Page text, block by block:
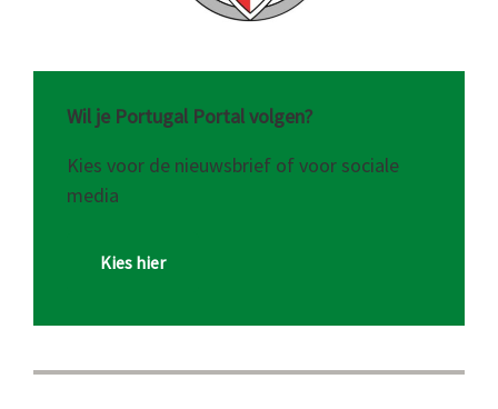
Wil je Portugal Portal volgen?
Kies voor de nieuwsbrief of voor sociale
media
Kies hier